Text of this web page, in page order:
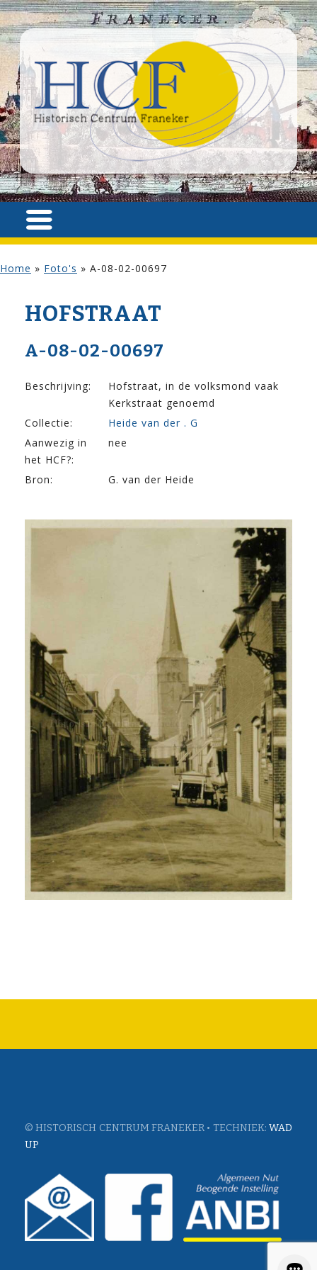
Home » Foto's » A-08-02-00697
HOF­STRAAT
A-08-02-00697
Beschrijving:
Hofstraat, in de volksmond vaak
Kerkstraat genoemd
Collectie:
Heide van der . G
Aanwezig in
het HCF?:
nee
Bron: G. van der Heide
© HISTORISCH CENTRUM FRANEKER • TECHNIEK: WAD
UP